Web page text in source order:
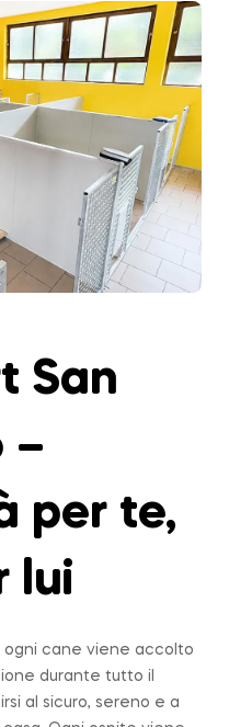
San
–
per te,
lui
ogni cane viene accolto
durante tutto il
al sicuro, sereno e a